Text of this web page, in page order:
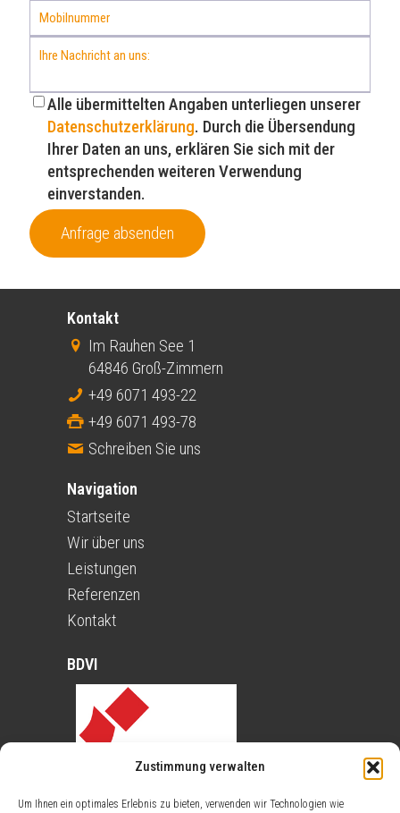
Zustimmung verwalten
Um Ihnen ein optimales Erlebnis zu bieten, verwenden wir Technologien wie
Alle übermittelten Angaben unterliegen unserer
Datenschutzerklärung. Durch die Übersendung
Ihrer Daten an uns, erklären Sie sich mit der
entsprechenden weiteren Verwendung
einverstanden.
Anfrage absenden
Kontakt
Im Rauhen See 1
64846 Groß-Zimmern
+49 6071 493-22
+49 6071 493-78
Schreiben Sie uns
Navigation
Startseite
Wir über uns
Leistungen
Referenzen
Kontakt
BDVI